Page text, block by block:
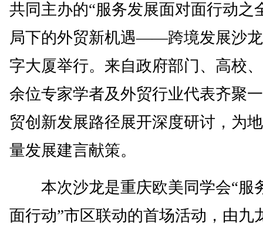
共同主办的“服务发展面对面行动之
局下的外贸新机遇——跨境发展沙
字大厦举行。来自政府部门、高校
余位专家学者及外贸行业代表齐聚
贸创新发展路径展开深度研讨，为
量发展建言献策。
本次沙龙是重庆欧美同学会“服
面行动”市区联动的首场活动，由九